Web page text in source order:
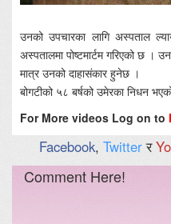
उनको उपचारका लागि अस्पताल
अस्पतालमा पोष्टमार्टम गरिएको छ ।
मात्र उनको दाहासंकार हुनेछ ।
बोगटीको ५८ बर्षको उमेरका निधन
For More videos Log on to
Facebook, Twitterर
Comment Here!